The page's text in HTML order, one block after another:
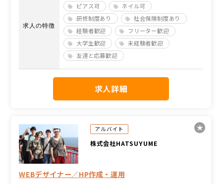
求人の特徴
ピアス可
ネイル可
研修制度あり
社会保険制度あり
経験者歓迎
フリーター歓迎
大学生歓迎
未経験者歓迎
友達と応募歓迎
求人詳細
アルバイト
株式会社HATSUYUME
WEBデザイナー／HP作成・運用